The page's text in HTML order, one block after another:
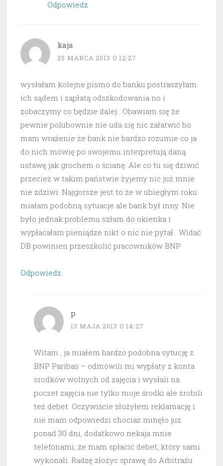
Odpowiedz
kaja
25 MARCA 2013 O 12:27
wysłałam kolejne pismo do banku postraszyłam
ich sądem i zapłatą odszkodowania no i
zobaczymy co będzie dalej . Obawiam się że
pewnie polubownie nie uda się nic załatwić bo
mam wrażenie że bank nie bardzo rozumie co ja
do nich mówię po swojemu interpretują daną
ustawę jak grochem o ścianę. Ale co tu się dziwić
przecież w takim państwie żyjemy nic już mnie
nie zdziwi. Najgorsze jest to że w ubiegłym roku
miałam podobną sytuacje ale bank był inny. Nie
było jednak problemu szłam do okienka i
wypłacałam pieniądze nikt o nic nie pytał . Widać
DB powinien przeszkolić pracowników BNP
Odpowiedz
p
13 MAJA 2013 O 14:27
Witam , ja miałem bardzo podobna sytucję z
BNP Paribas – odmówili mi wypłaty z konta
srodków wolnych od zajęcia i wysłali na
poczet zajęcia nie tylko moje środki ale zrobili
też debet. Oczywiście złożyłem reklamację i
nie mam odpowiedzi chociaz minęło juz
ponad 30 dni, dodatkowo nekaja mnie
telefonami, że mam spłacić debet, który sami
wykonali. Radzę złożyc sprawę do Arbitrażu